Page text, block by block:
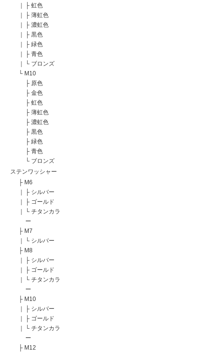
｜
├ 虹色
｜
├ 薄虹色
｜
├ 濃虹色
｜
├ 黒色
｜
├ 緑色
｜
├ 青色
｜
└ ブロンズ
└ M10
├ 原色
├ 金色
├ 虹色
├ 薄虹色
├ 濃虹色
├ 黒色
├ 緑色
├ 青色
└ ブロンズ
ステンワッシャー
├ M6
｜
├ シルバー
｜
├ ゴールド
｜
└ チタンカラ
ー
├ M7
｜
└ シルバー
├ M8
｜
├ シルバー
｜
├ ゴールド
｜
└ チタンカラ
ー
├ M10
｜
├ シルバー
｜
├ ゴールド
｜
└ チタンカラ
ー
├ M12